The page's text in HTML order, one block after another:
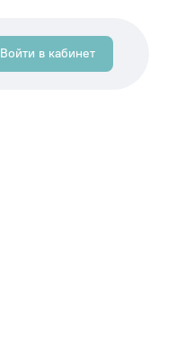
Войти в кабинет